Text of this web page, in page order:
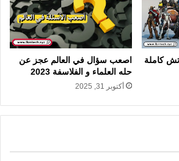
كاملة
اصعب سؤال في العالم عجز عن
حله العلماء و الفلاسفة 2023
أكتوبر 31, 2025